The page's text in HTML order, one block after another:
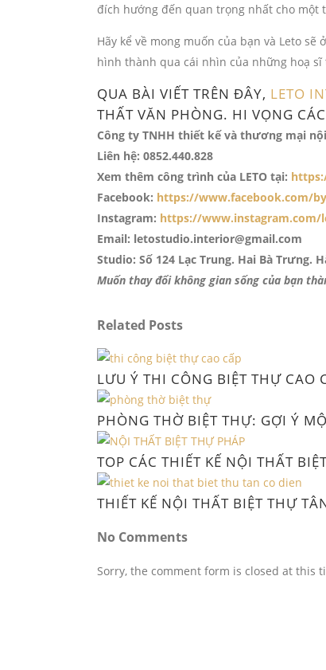
đích hướng đến quan trọng nhất cho một
Hãy kể về mong muốn của bạn và Leto
hình thành qua cái nhìn của những hoạ sĩ
QUA BÀI VIẾT TRÊN ĐÂY, LETO
THẤT VĂN PHÒNG. HI VỌNG
Công ty TNHH thiết kế và thương mại
Liên hệ: 0852.440.828
Xem thêm công trình của LETO tại:
Facebook: https://www.facebook.com/
Instagram: https://www.instagram.com/
Email: letostudio.interior@gmail.com
Studio: Số 124 Lạc Trung. Hai Bà Trưng.
Muốn thay đổi không gian sống của bạn
Related Posts
LƯU Ý THI CÔNG BIỆT THỰ CAO
PHÒNG THỜ BIỆT THỰ: GỢI Ý
TOP CÁC THIẾT KẾ NỘI THẤT
THIẾT KẾ NỘI THẤT BIỆT THỰ
No Comments
Sorry, the comment form is closed at this